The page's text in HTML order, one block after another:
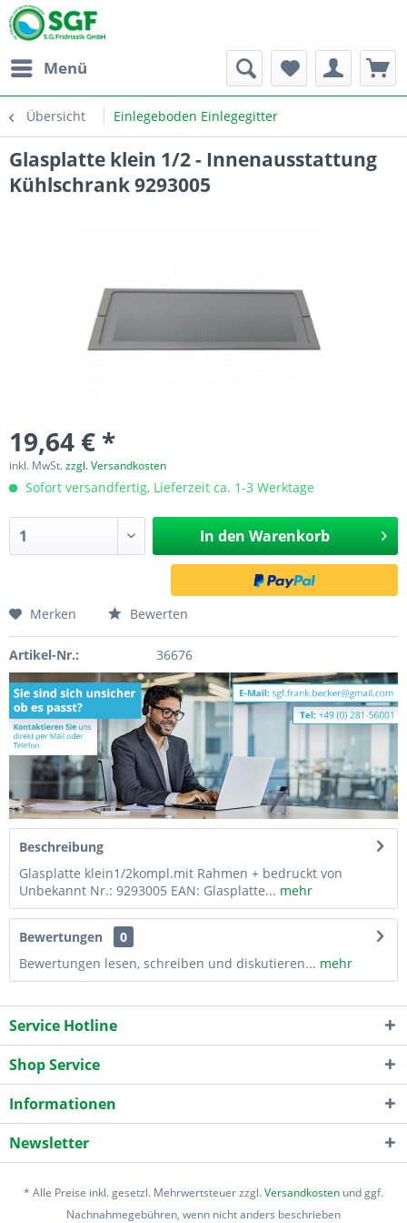
Menü
Übersicht Einlegeboden Einlegegitter
Glasplatte klein 1/2 - Innenausstattung
Kühlschrank 9293005
19,64 € *
inkl. MwSt.zzgl. Versandkosten
Sofort versandfertig, Lieferzeit ca. 1-3 Werktage
In den Warenkorb
Merken Bewerten
Artikel-Nr.: 36676
Beschreibung
Glasplatte klein1/2kompl.mit Rahmen + bedruckt von
Unbekannt Nr.: 9293005 EAN: Glasplatte... mehr
Bewertungen
0
Bewertungen lesen, schreiben und diskutieren... mehr
Service Hotline
Shop Service
Informationen
Newsletter
* Alle Preise inkl. gesetzl. Mehrwertsteuer zzgl.Versandkosten und ggf.
Nachnahmegebühren, wenn nicht anders beschrieben